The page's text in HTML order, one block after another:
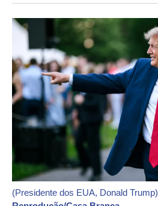
(Presidente dos EUA, Donald Trump)